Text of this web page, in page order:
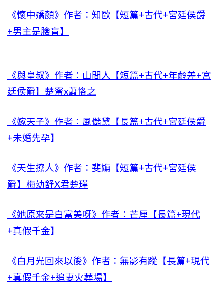
《懷中嬌顏》作者：知歐【短篇+古代+宮廷侯爵
+男主是臉盲】
《與皇叔》作者：山間人【短篇+古代+年齡差+宮
廷侯爵】楚甯x蕭恪之
《嫁天子》作者：風儲黛【長篇+古代+宮廷侯爵
+未婚先孕】
《天生撩人》作者：斐嫵【短篇+古代+宮廷侯
爵】梅幼舒X君楚瑾
《她原來是白富美呀》作者：芒厘【長篇+現代
+真假千金】
《白月光回來以後》作者：無影有蹤【長篇+現代
+真假千金+追妻火葬場】